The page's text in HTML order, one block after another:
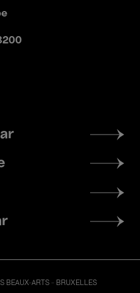
BEAUX-ARTS - BRUXELLES